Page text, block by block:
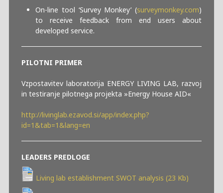
On-line tool ‘Survey Monkey’ (surveymonkey.com)
to receive feedback from end users about
developed service.
PILOTNI PRIMER
Vzpostavitev laboratorija ENERGY LIVING LAB, razvoj
in testiranje pilotnega projekta »Energy House AID«
http://livinglab.ezavod.si/app/index.php?
id=1&tab=1&lang=en
LEADERS PREDLOGE
Living lab establishment SWOT analysis (23 Kb)